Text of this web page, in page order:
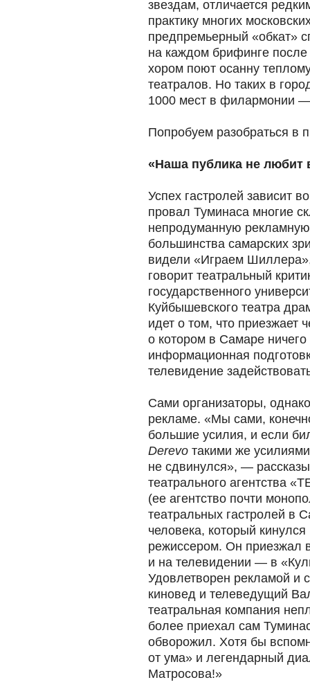
звездам, отличается
практику многих
предпремьерный «обкат»
на каждом брифинге
хором поют осанну
театралов. Но таких в
1000 мест в филармонии
Попробуем разобраться в
«Наша публика не любит
Успех гастролей зависит
провал Туминаса многие
непродуманную
большинства самарских
видели «Играем
говорит театральный
государственного
Куйбышевского театра
идет о том, что приезжает
о котором в Самаре
информационная
телевидение
Сами организаторы,
рекламе. «Мы сами,
большие усилия, и если
Derevo такими же
не сдвинулся», —
театрального агентства
(ее агентство почти
театральных гастролей в
человека, который
режиссером. Он приезжал
и на телевидении — в
Удовлетворен рекламой и
киновед и телеведущий
театральная компания
более приехал сам
обворожил. Хотя бы
от ума» и легендарный
Матросова!»